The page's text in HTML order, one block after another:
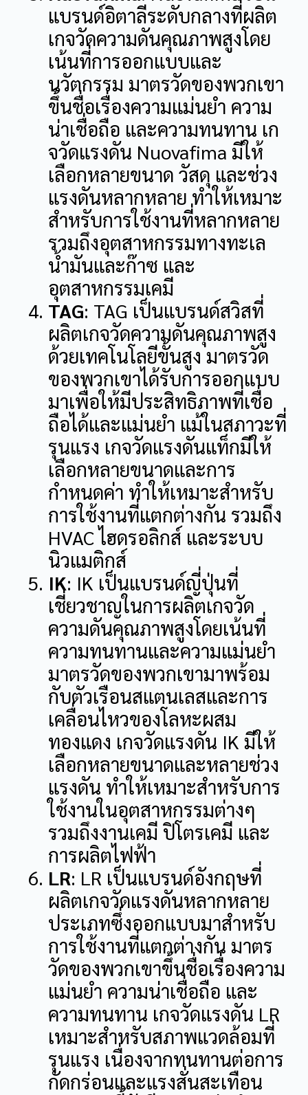
แบรนด์อิตาลีระดับกลางที่ผลิต
เกจวัดความดันคุณภาพสูงโดย
เน้นที่การออกแบบและ
นวัตกรรม มาตรวัดของพวกเขา
ขึ้นชื่อเรื่องความแม่นยำ ความ
น่าเชื่อถือ และความทนทาน เก
จวัดแรงดัน Nuovafima มีให้
เลือกหลายขนาด วัสดุ และช่วง
แรงดันหลากหลาย ทำให้เหมาะ
สำหรับการใช้งานที่หลากหลาย
รวมถึงอุตสาหกรรมทางทะเล
น้ำมันและก๊าซ และ
อุตสาหกรรมเคมี
TAG: TAG เป็นแบรนด์สวิสที่
ผลิตเกจวัดความดันคุณภาพสูง
ด้วยเทคโนโลยีขั้นสูง มาตรวัด
ของพวกเขาได้รับการออกแบบ
มาเพื่อให้มีประสิทธิภาพที่เชื่อ
ถือได้และแม่นยำ แม้ในสภาวะที่
รุนแรง เกจวัดแรงดันแท็กมีให้
เลือกหลายขนาดและการ
กำหนดค่า ทำให้เหมาะสำหรับ
การใช้งานที่แตกต่างกัน รวมถึง
HVAC ไฮดรอลิกส์ และระบบ
นิวแมติกส์
IK: IK เป็นแบรนด์ญี่ปุ่นที่
เชี่ยวชาญในการผลิตเกจวัด
ความดันคุณภาพสูงโดยเน้นที่
ความทนทานและความแม่นยำ
มาตรวัดของพวกเขามาพร้อม
กับตัวเรือนสแตนเลสและการ
เคลื่อนไหวของโลหะผสม
ทองแดง เกจวัดแรงดัน IK มีให้
เลือกหลายขนาดและหลายช่วง
แรงดัน ทำให้เหมาะสำหรับการ
ใช้งานในอุตสาหกรรมต่างๆ
รวมถึงงานเคมี ปิโตรเคมี และ
การผลิตไฟฟ้า
LR: LR เป็นแบรนด์อังกฤษที่
ผลิตเกจวัดแรงดันหลากหลาย
ประเภทซึ่งออกแบบมาสำหรับ
การใช้งานที่แตกต่างกัน มาตร
วัดของพวกเขาขึ้นชื่อเรื่องความ
แม่นยำ ความน่าเชื่อถือ และ
ความทนทาน เกจวัดแรงดัน LR
เหมาะสำหรับสภาพแวดล้อมที่
รุนแรง เนื่องจากทนทานต่อการ
กัดกร่อนและแรงสั่นสะเทือน